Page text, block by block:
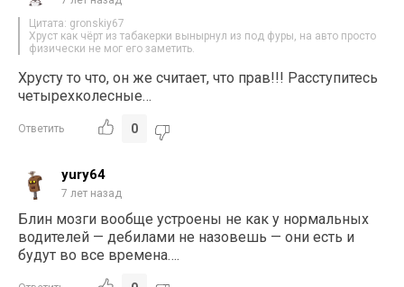
Цитата: gronskiy67
Хруст как чёрт из табакерки вынырнул из под фуры, на авто просто
физически не мог его заметить.
Хрусту то что, он же считает, что прав!!! Расступитесь
четырехколесные…
Ответить 0
yury64
7 лет назад
Блин мозги вообще устроены не как у нормальных
водителей — дебилами не назовешь — они есть и
будут во все времена….